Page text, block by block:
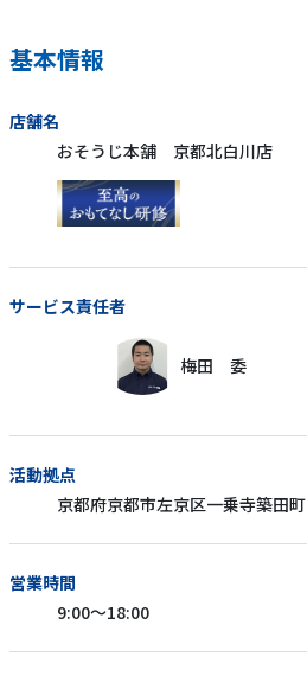
基本情報
店舗名
おそうじ本舗 京都北白川店
サービス責任者
梅田 委
活動拠点
京都府京都市左京区一乗寺築田町
営業時間
9:00～18:00